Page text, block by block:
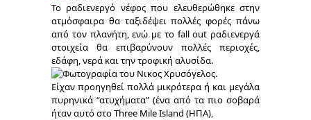
Το ραδιενεργό νέφος που ελευθερώθηκε στην
ατμόσφαιρα θα ταξιδέψει πολλές φορές πάνω
από τον πλανήτη, ενώ με το fall out ραδιενεργά
στοιχεία θα επιβαρύνουν πολλές περιοχές,
εδάφη, νερά και την τροφική αλυσίδα.
Είχαν προηγηθεί πολλά μικρότερα ή και μεγάλα
πυρηνικά “ατυχήματα” (ένα από τα πιο σοβαρά
ήταν αυτό στο Three Mile Island (HΠΑ),